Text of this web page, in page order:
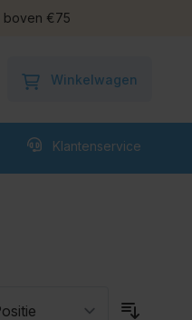
boven €75
Winkelwagen
Klantenservice